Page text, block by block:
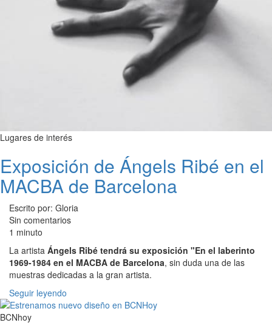
Lugares de interés
Exposición de Ángels Ribé en el
MACBA de Barcelona
Escrito por: Gloria
Sin comentarios
1 minuto
La artista Ángels Ribé tendrá su exposición "En el laberinto
1969-1984 en el MACBA de Barcelona, sin duda una de las
muestras dedicadas a la gran artista.
Seguir leyendo
BCNhoy